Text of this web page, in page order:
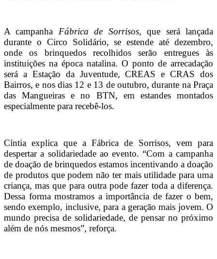
A campanha Fábrica de Sorrisos, que será lançada
durante o Circo Solidário, se estende até dezembro,
onde os brinquedos recolhidos serão entregues às
instituições na época natalina. O ponto de arrecadação
será a Estação da Juventude, CREAS e CRAS dos
Bairros, e nos dias 12 e 13 de outubro, durante na Praça
das Mangueiras e no BTN, em estandes montados
especialmente para recebê-los.
Cíntia explica que a Fábrica de Sorrisos, vem para
despertar a solidariedade ao evento. “Com a campanha
de doação de brinquedos estamos incentivando a doação
de produtos que podem não ter mais utilidade para uma
criança, mas que para outra pode fazer toda a diferença.
Dessa forma mostramos a importância de fazer o bem,
sendo exemplo, inclusive, para a geração mais jovem. O
mundo precisa de solidariedade, de pensar no próximo
além de nós mesmos”, reforça.